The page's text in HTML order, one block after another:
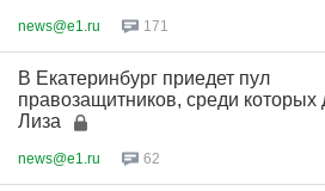
news@e1.ru 171
В Екатеринбург приедет пул
правозащитников, среди которых
Лиза
news@e1.ru 62